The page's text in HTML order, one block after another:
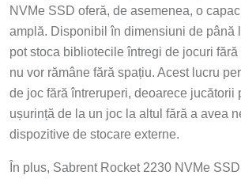
NVMe SSD oferă, de asemenea, o
amplă. Disponibil în dimensiuni de până
pot stoca bibliotecile întregi de jocuri
nu vor rămâne fără spațiu. Acest lucru
de joc fără întreruperi, deoarece jucătorii
ușurință de la un joc la altul fără a avea
dispozitive de stocare externe.
În plus, Sabrent Rocket 2230 NVMe